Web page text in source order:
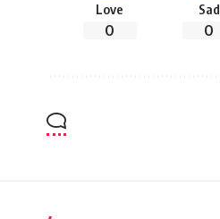
Love
0
Sad
0